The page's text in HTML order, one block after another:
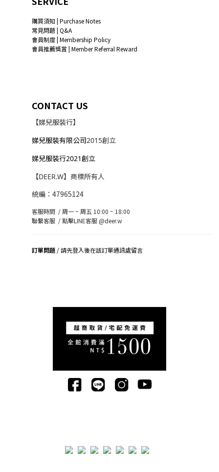
購買須知 | Purchase Notes
常見問題 | Q&A
會員制度 | Membership Policy
會員推薦獎賞 | Member Referral Reward
CONTACT US
【娣兒服裝行】
娣兒服裝有限公司2015創立
娣兒服裝行2021創立
【DEER.W】商標所有人
統編：47965124
客服時間 / 周一 ~ 周五 10:00 ~ 18:00
聯繫客服 /點擊LINE客服 @deer.w
訂單問題/ 請先登入後在該訂單通訊處留言